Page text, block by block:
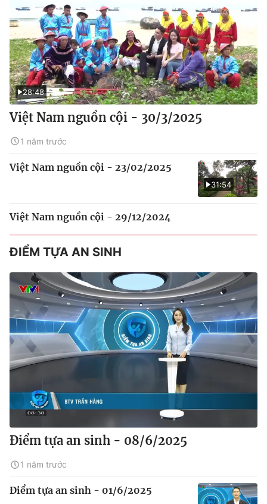
28:48
Việt Nam nguồn cội - 30/3/2025
1 năm trước
31:54
Việt Nam nguồn cội - 23/02/2025
Việt Nam nguồn cội - 29/12/2024
ĐIỂM TỰA AN SINH
Điểm tựa an sinh - 08/6/2025
1 năm trước
Điểm tựa an sinh - 01/6/2025